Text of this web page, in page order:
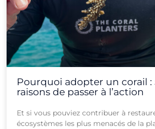
Pourquoi adopter un corail :
raisons de passer à l’action
Et si vous pouviez contribuer à
écosystèmes les plus menacés de la